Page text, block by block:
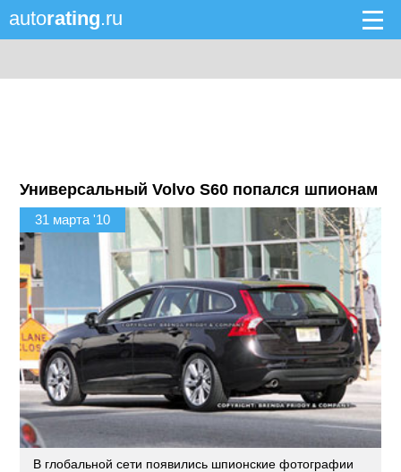
autorating.ru
Универсальный Volvo S60 попался шпионам
31 марта '10
В глобальной сети появились шпионские фотографии